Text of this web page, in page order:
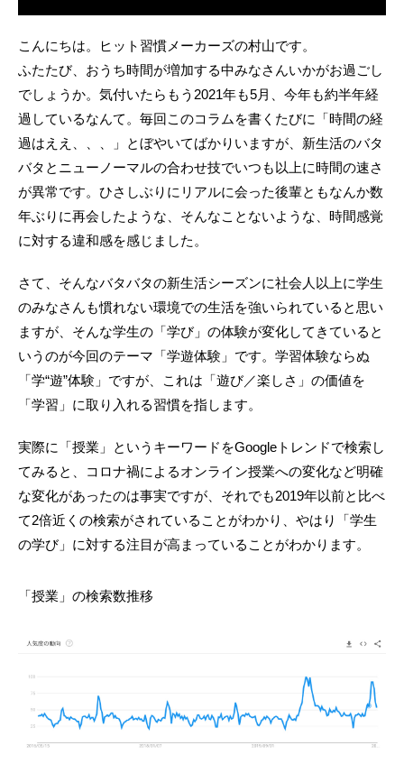
こんにちは。ヒット習慣メーカーズの村山です。
ふたたび、おうち時間が増加する中みなさんいかがお過ごし
でしょうか。気付いたらもう2021年も5月、今年も約半年経
過しているなんて。毎回このコラムを書くたびに「時間の経
過はええ、、、」とぼやいてばかりいますが、新生活のバタ
バタとニューノーマルの合わせ技でいつも以上に時間の速さ
が異常です。ひさしぶりにリアルに会った後輩ともなんか数
年ぶりに再会したような、そんなことないような、時間感覚
に対する違和感を感じました。
さて、そんなバタバタの新生活シーズンに社会人以上に学生
のみなさんも慣れない環境での生活を強いられていると思い
ますが、そんな学生の「学び」の体験が変化してきていると
いうのが今回のテーマ「学遊体験」です。学習体験ならぬ
「学“遊”体験」ですが、これは「遊び／楽しさ」の価値を
「学習」に取り入れる習慣を指します。
実際に「授業」というキーワードをGoogleトレンドで検索し
てみると、コロナ禍によるオンライン授業への変化など明確
な変化があったのは事実ですが、それでも2019年以前と比べ
て2倍近くの検索がされていることがわかり、やはり「学生
の学び」に対する注目が高まっていることがわかります。
「授業」の検索数推移